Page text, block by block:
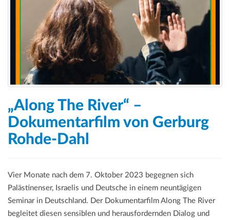
„Along The River“ –
Dokumentarfilm von Gerburg
Rohde-Dahl
Vier Monate nach dem 7. Oktober 2023 begegnen sich
Palästinenser, Israelis und Deutsche in einem neuntägigen
Seminar in Deutschland. Der Dokumentarfilm Along The River
begleitet diesen sensiblen und herausfordernden Dialog und